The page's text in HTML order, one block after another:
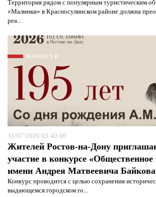
Территория рядом с популярным туристическим
«Малинки» в Красносулинском районе должна
реа...
НОВОСТИ
31/07/2026 03:40:00
Жителей Ростов-на-Дону
участие в конкурсе «Общественное
имени Андрея Матвеевича Байкова
Конкурс проводится с целью сохранения
выдающемся городском го...
Я согласен сполитикой
защиты информации*
Я согласен сполитикой
защиты информации*